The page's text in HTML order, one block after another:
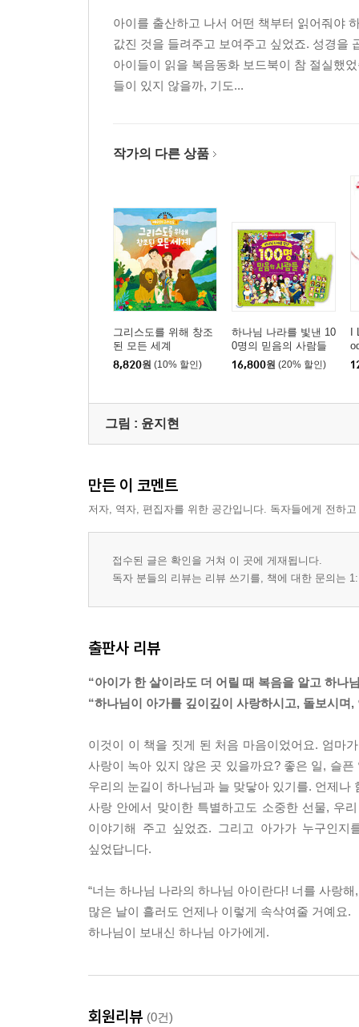
아이를 출산하고 나서 어떤 책부터 읽어줘야
값진 것을 들려주고 보여주고 싶었죠. 성경을
아이들이 읽을 복음동화 보드북이 참 절실했
들이 있지 않을까, 기도...
작가의 다른 상품
그리스도를 위해 창조
된 모든 세계
8,820원 (10% 할인)
하나님 나라를 빛낸 10
0명의 믿음의 사람들
16,800원 (20% 할인)
그림 : 윤지현
만든 이 코멘트
저자, 역자, 편집자를 위한 공간입니다. 독자들에게 전하
접수된 글은 확인을 거쳐 이 곳에 게재됩니다.
독자 분들의 리뷰는 리뷰 쓰기를, 책에 대한 문의는
출판사 리뷰
“아이가 한 살이라도 더 어릴 때 복음을 알고 하나
“하나님이 아가를 깊이깊이 사랑하시고, 돌보시
이것이 이 책을 짓게 된 처음 마음이었어요. 엄마
사랑이 녹아 있지 않은 곳 있을까요? 좋은 일, 슬
우리의 눈길이 하나님과 늘 맞닿아 있기를. 언제
사랑 안에서 맞이한 특별하고도 소중한 선물, 우
이야기해 주고 싶었죠. 그리고 아가가 누구인
싶었답니다.
“너는 하나님 나라의 하나님 아이란다! 너를 사랑해
많은 날이 흘러도 언제나 이렇게 속삭여줄 거예요.
하나님이 보내신 하나님 아가에게.
회원리뷰 (0건)